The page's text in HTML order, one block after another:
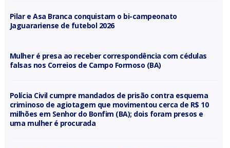
Pilar e Asa Branca conquistam o bi-campeonato
Jaguarariense de futebol 2026
Mulher é presa ao receber correspondência com cédulas
falsas nos Correios de Campo Formoso (BA)
Polícia Civil cumpre mandados de prisão contra esquema
criminoso de agiotagem que movimentou cerca de R$ 10
milhões em Senhor do Bonfim (BA); dois foram presos e
uma mulher é procurada